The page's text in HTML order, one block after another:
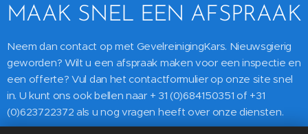
MAAK SNEL EEN AFSPRAAK
Neem dan contact op met GevelreinigingKars. Nieuwsgierig
geworden? Wilt u een afspraak maken voor een inspectie en
een offerte? Vul dan het contactformulier op onze site snel
in. U kunt ons ook bellen naar + 31 (0)684150351 of +31
(0)623722372 als u nog vragen heeft over onze diensten.